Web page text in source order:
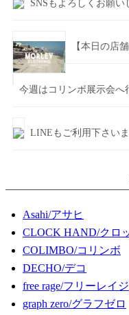
SNSもよろしくお願い
【本日の店
今週はコリンボ展示会へ
LINEもご利用下さいま
Asahi/アサヒ
CLOCK HAND/クロ
COLIMBO/コリンボ
DECHO/デコ
free rage/フリーレイジ
graph zero/グラフゼロ